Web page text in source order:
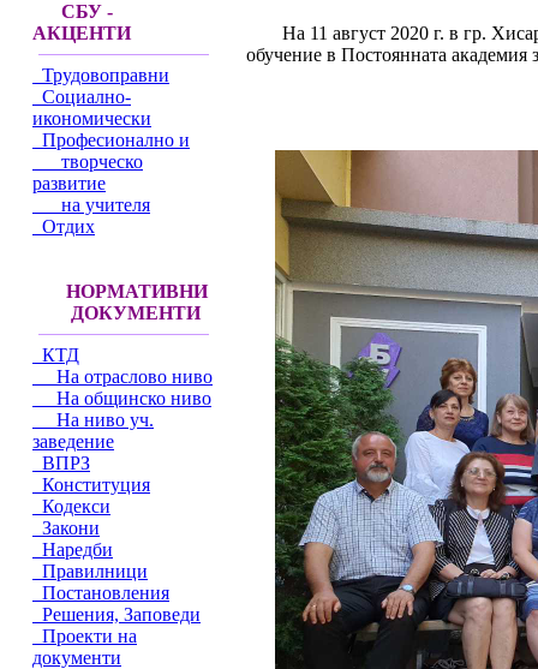
СБУ -
АКЦЕНТИ
Трудовоправни
Социално-
икономически
Професионално и
творческо
развитие
на учителя
Отдих
НОРМАТИВНИ
ДОКУМЕНТИ
КТД
На отраслово ниво
На общинско ниво
На ниво уч.
заведение
ВПРЗ
Конституция
Кодекси
Закони
Наредби
Правилници
Постановления
Решения, Заповеди
Проекти на
документи
На 11 август 2020 г. в гр.
обучение в Постоянната